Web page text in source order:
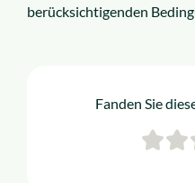
berücksichtigenden
Fanden Sie